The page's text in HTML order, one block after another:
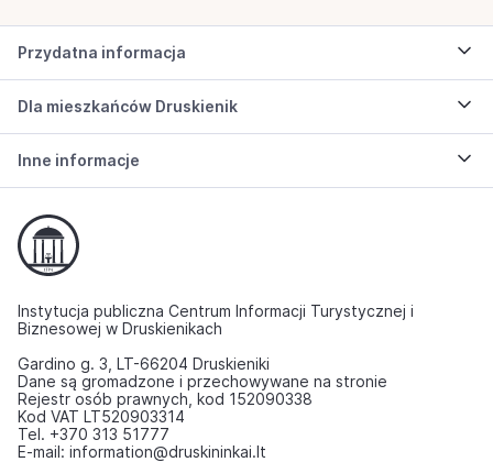
Przydatna informacja
Dla mieszkańców Druskienik
Inne informacje
Instytucja publiczna Centrum Informacji Turystycznej i
Biznesowej w Druskienikach
Gardino g. 3, LT-66204 Druskieniki
Dane są gromadzone i przechowywane na stronie
Rejestr osób prawnych, kod 152090338
Kod VAT LT520903314
Tel. +370 313 51777
E-mail: information@druskininkai.lt